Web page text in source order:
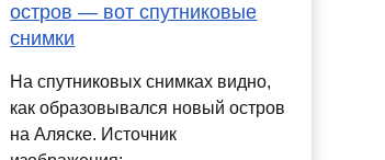
остров — вот спутниковые
снимки
На спутниковых снимках видно,
как образовывался новый остров
на Аляске. Источник